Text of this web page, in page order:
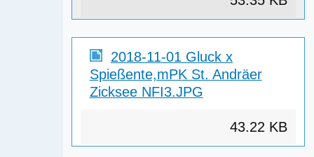
2018-11-01 Gluck x
Spießente,mPK St. Andräer
Zicksee NFI3.JPG
43.22 KB